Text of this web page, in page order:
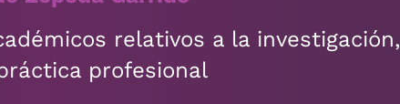
relativos a la investigación,
profesional